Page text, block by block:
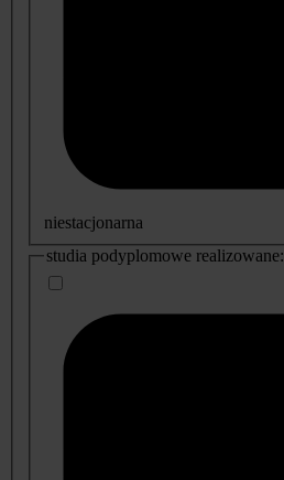
niestacjonarna
studia podyplomowe realizowane: